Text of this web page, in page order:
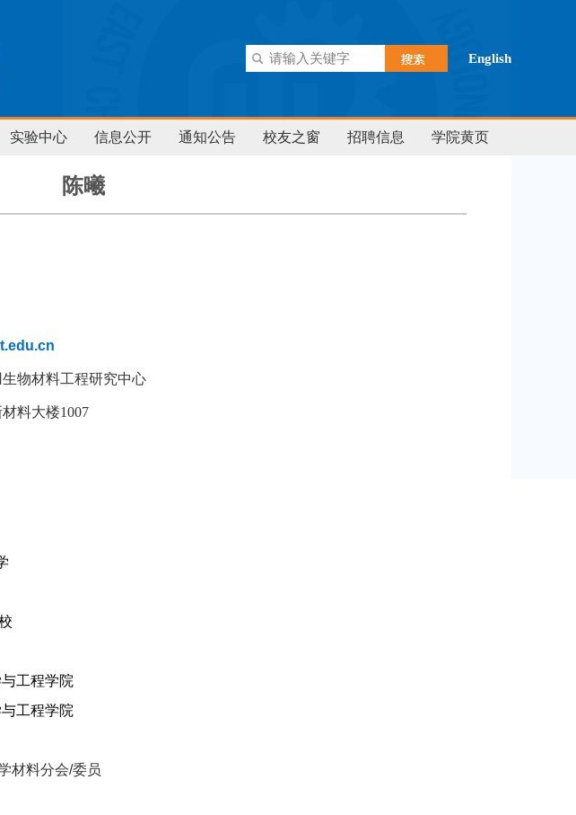
English
实验中心 信息公开 通知公告 校友之窗 招聘信息 学院黄页
陈曦
物材料工程研究中心
料大楼1007
工程学院
工程学院
材料分会/委员